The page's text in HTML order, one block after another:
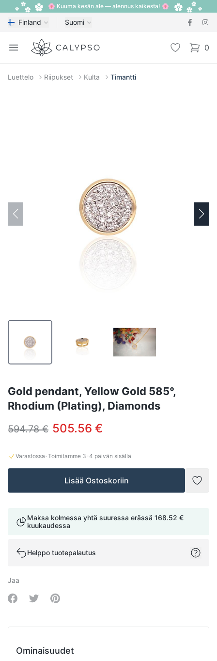
🌸 Kuuma kesän ale — alennus kaikesta! 🌸
Finland Suomi
Open menu
Calypso Toivelista 0
items
Luettelo Riipukset Kulta Timantti
Gold pendant, Yellow Gold 585°,
Rhodium (Plating), Diamonds
594.78 € 505.56 €
Varastossa ·Toimitamme 3-4 päivän sisällä
Lisää Ostoskoriin
Maksa kolmessa yhtä suuressa erässä 168.52 €
kuukaudessa
Helppo tuotepalautus
Jaa
Share on Facebook
Share on Twitter
Share on Pinterest
Ominaisuudet